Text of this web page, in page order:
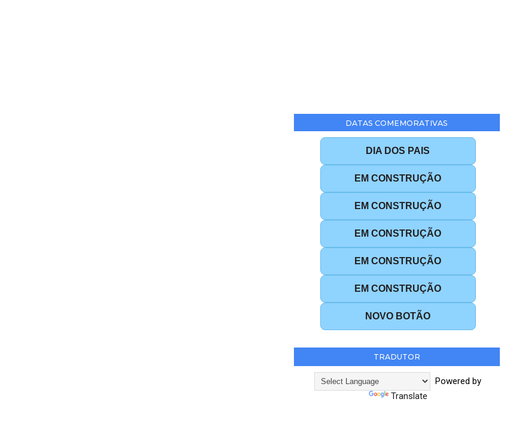
DATAS COMEMORATIVAS
DIA DOS PAIS
EM CONSTRUÇÃO
EM CONSTRUÇÃO
EM CONSTRUÇÃO
EM CONSTRUÇÃO
EM CONSTRUÇÃO
NOVO BOTÃO
TRADUTOR
Powered by
Translate